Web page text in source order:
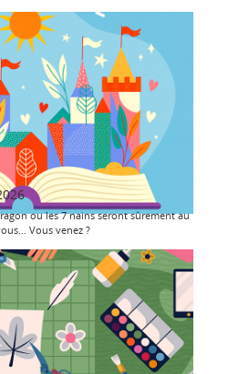
ou les 7 nains seront sûrement au
Vous venez ?